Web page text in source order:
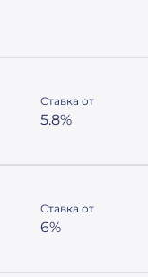
Ставка от
5.8%
Ставка от
6%